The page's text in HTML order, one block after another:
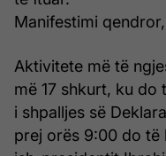
Manifestimi
Aktivitete më të
më 17 shkurt, ku
i shpalljes së
prej orës 9:00 do të